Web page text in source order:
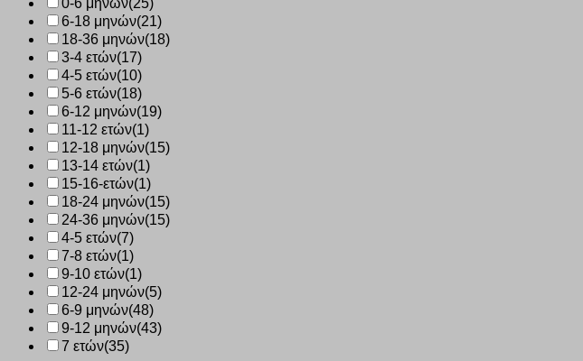
0-6 μηνών(25)
6-18 μηνών(21)
18-36 μηνών(18)
3-4 ετών(17)
4-5 ετών(10)
5-6 ετών(18)
6-12 μηνών(19)
11-12 ετών(1)
12-18 μηνών(15)
13-14 ετών(1)
15-16-ετών(1)
18-24 μηνών(15)
24-36 μηνών(15)
4-5 ετών(7)
7-8 ετών(1)
9-10 ετών(1)
12-24 μηνών(5)
6-9 μηνών(48)
9-12 μηνών(43)
7 ετών(35)